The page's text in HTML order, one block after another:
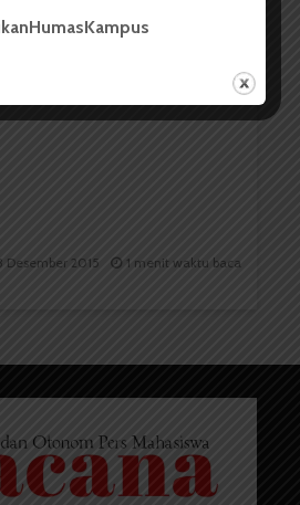
Prestasi Fakultas,
Desember 2015 1 menit waktu baca